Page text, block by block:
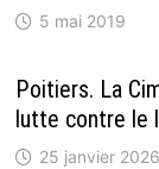
5 mai 2019
Poitiers. La
lutte contre le
25 janvier 2026